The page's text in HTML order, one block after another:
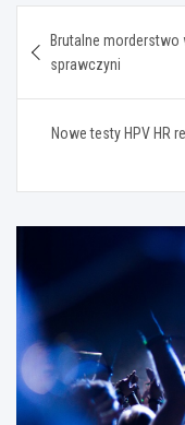
wpisu
Brutalne
sprawczyni
Nowe testy HPV HR